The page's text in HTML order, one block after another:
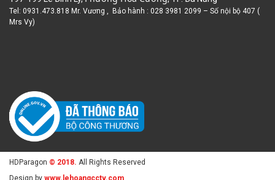
Tel: 0931.473.818 Mr. Vương , Bảo hành : 028 3981 2099 – Số nội bộ 407 (
Mrs Vy)
HDParagon© 2018.All Rights Reserved